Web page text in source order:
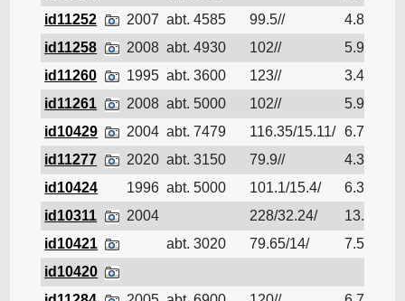
id11252
2007 abt. 4585 99.5// 4.85
id11258
2008 abt. 4930 102// 5.9
id11260
1995 abt. 3600 123// 3.47
id11261
2008 abt. 5000 102// 5.9
id10429
2004 abt. 7479 116.35/15.11/ 6.75
id11277
2020 abt. 3150 79.9// 4.3
id10424
1996 abt. 5000 101.1/15.4/ 6.328
id10311
2004 228/32.24/ 13.87
id10421
abt. 3020 79.65/14/ 7.52
id10420